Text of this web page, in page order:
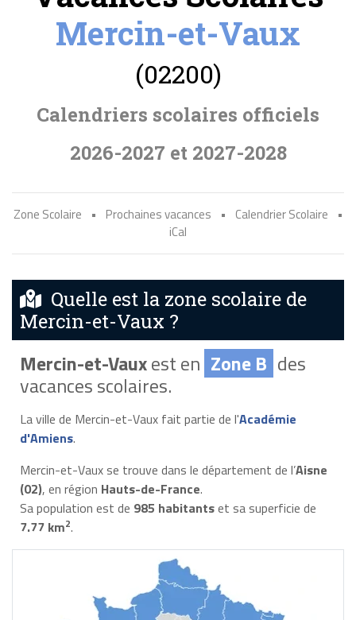
Mercin-et-Vaux
(02200)
Calendriers scolaires officiels
2026-2027 et 2027-2028
Zone Scolaire • Prochaines vacances • Calendrier Scolaire
•
iCal
Quelle est la zone scolaire de
Mercin-et-Vaux ?
Mercin-et-Vauxest en Zone B des
vacances scolaires.
La ville de Mercin-et-Vaux fait partie de l'Académie
d'Amiens.
Mercin-et-Vaux se trouve dans le département de l’Aisne
(02), en région Hauts-de-France.
Sa population est de 985 habitantset sa superficie de
7.77 km2.